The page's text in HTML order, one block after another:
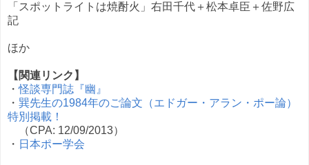
「スポットライトは焼酎火」右田千代＋松本卓臣＋佐野広
記
ほか
【関連リンク】
・怪談専門誌『幽』
・ 巽先生の1984年のご論文（エドガー・アラン・ポー論）
特別掲載！
（CPA: 12/09/2013）
・ 日本ポー学会